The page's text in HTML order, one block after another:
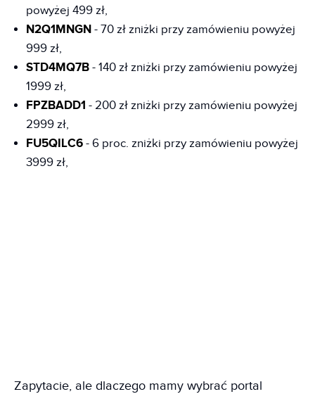
powyżej 499 zł,
N2Q1MNGN - 70 zł zniżki przy zamówieniu powyżej
999 zł,
STD4MQ7B - 140 zł zniżki przy zamówieniu powyżej
1999 zł,
FPZBADD1 - 200 zł zniżki przy zamówieniu powyżej
2999 zł,
FU5QILC6 - 6 proc. zniżki przy zamówieniu powyżej
3999 zł,
Zapytacie, ale dlaczego mamy wybrać portal